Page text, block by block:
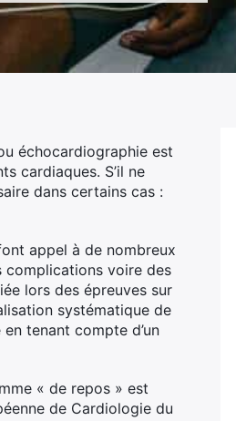
échocardiographie est
cardiaques. S’il ne
dans certains cas :
appel à de nombreux
complications voire des
lors des épreuves sur
systématique de
tenant compte d’un
« de repos » est
de Cardiologie du